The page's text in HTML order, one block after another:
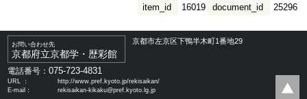
document_id 25296
item_id 16019
お問い合わせ先
京都府立京都学・歴彩館
京都市左京区下鴨半木町1番地29
電話番号：075-723-4831
URL ：
http://www.pref.kyoto.jp/rekisaikan/
E-mail：
rekisaikan-kikaku@pref.kyoto.lg.jp